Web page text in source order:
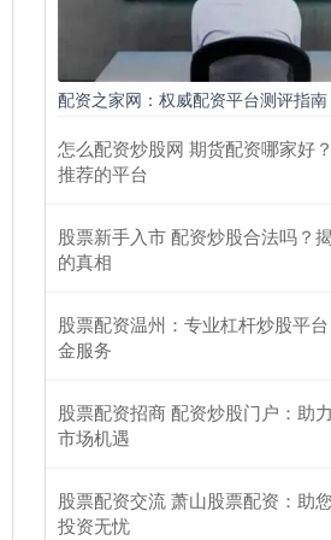
配资之家网：权威配资平台测评指南
怎么配资炒股网 期货配资哪家好
推荐的平台
股票新手入市 配资炒股合法吗？
的真相
股票配资温州：专业杠杆炒股平
金服务
股票配资招商 配资炒股门户：助
市场机遇
股票配资交流 萧山股票配资：助
投资无忧